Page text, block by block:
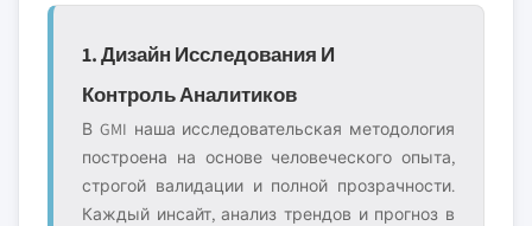
1. Дизайн Исследования И
Контроль Аналитиков
В GMI наша исследовательская методология
построена на основе человеческого опыта,
строгой валидации и полной прозрачности.
Каждый инсайт, анализ трендов и прогноз в